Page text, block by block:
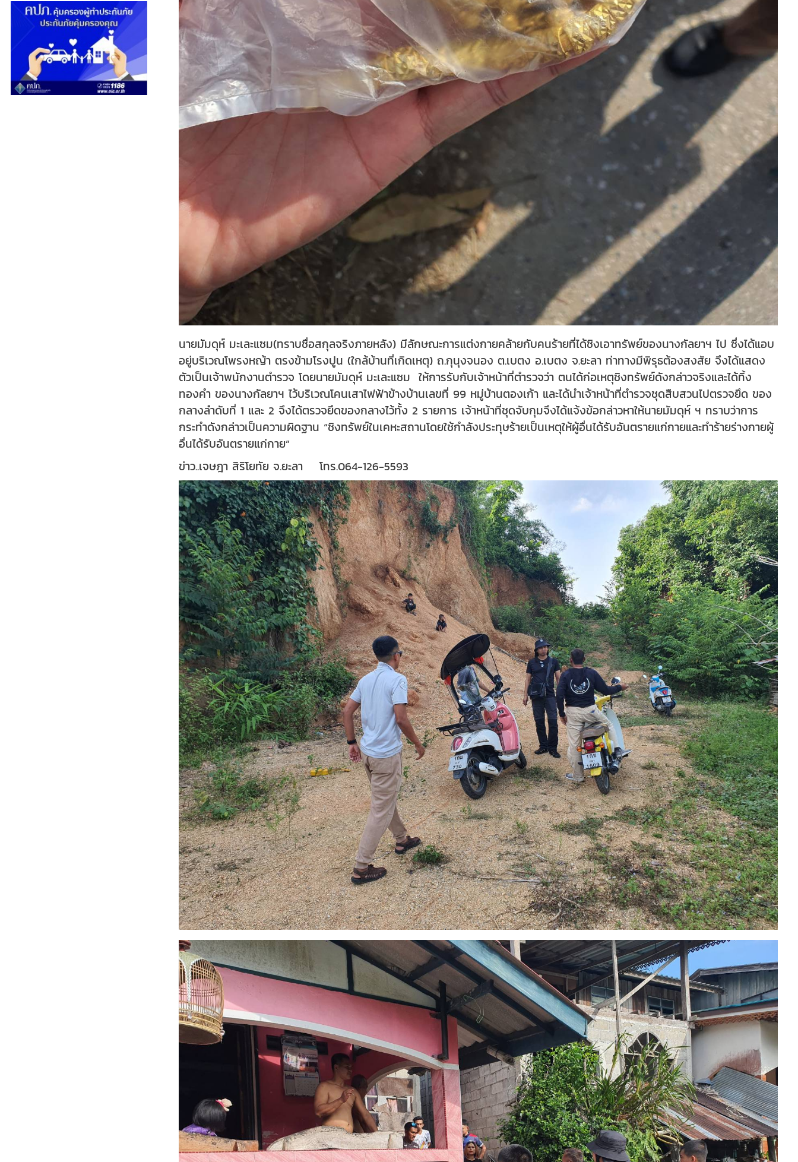
นายมัมดุห์ มะเละแซม(ทราบชื่อสกุลจริงภายหลัง) มีลักษณะการแต่งกายคล้ายกับคนร้ายที่ได้ชิงเอาทรัพย์ของนางกัลยาฯ ไป ซึ่งได้แอบ
อยู่บริเวณโพรงหญ้า ตรงข้ามโรงปูน (ใกล้บ้านที่เกิดเหตุ) ถ.กุนุงจนอง ต.เบตง อ.เบตง จ.ยะลา ท่าทางมีพิรุธต้องสงสัย จึงได้แสดง
ตัวเป็นเจ้าพนักงานตำรวจ โดยนายมัมดุห์ มะเละแซม ให้การรับกับเจ้าหน้าที่ตำรวจว่า ตนได้ก่อเหตุชิงทรัพย์ดังกล่าวจริงและได้ทิ้ง
ทองคำ ของนางกัลยาฯ ไว้บริเวณโคนเสาไฟฟ้าข้างบ้านเลขที่ 99 หมู่บ้านตองเก้า และได้นำเจ้าหน้าที่ตำรวจชุดสืบสวนไปตรวจยึด ของ
กลางลำดับที่ 1 และ 2 จึงได้ตรวจยึดของกลางไว้ทั้ง 2 รายการ เจ้าหน้าที่ชุดจับกุมจึงได้แจ้งข้อกล่าวหาให้นายมัมดุห์ ฯ ทราบว่าการ
กระทำดังกล่าวเป็นความผิดฐาน “ชิงทรัพย์ในเคหะสถานโดยใช้กำลังประทุษร้ายเป็นเหตุให้ผู้อื่นได้รับอันตรายแก่กายและทำร้ายร่างกายผู้
อื่นได้รับอันตรายแก่กาย”
ข่าว..เจษฎา สิริโยทัย จ.ยะลาโทร.064-126-5593